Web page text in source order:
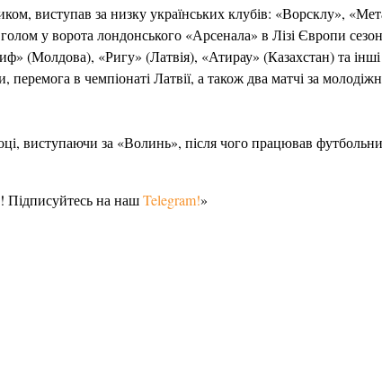
виступав за низку українських клубів: «Ворсклу»,
голом у ворота лондонського «Арсенала» в Лізі Європи
(Молдова), «Ригу» (Латвія), «Атирау» (Казахстан) та
в чемпіонаті Латвії, а також два матчі за
виступаючи за «Волинь», після чого працював
Підписуйтесь на нашTelegram!»